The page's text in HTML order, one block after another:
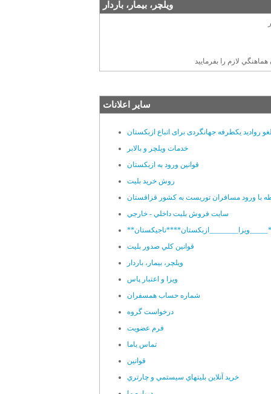
ويلچر، بيمار، باردار
سایر اعلانات
روادید یکطرفه جهانگردی برای اتباع ازبکستان
خدمات ویلچر و بالابر
قوانین ورود به ازبکستان
روش خرید بلیت
با ورود مسافران توریست به کشور قزاقستان
سايت فروش بليت داخلي - خارجي
قوانين کلي صدور بليت
ويلچر، بيمار، باردار
ويزا و اعتبار پاس
شماره حساب همسفران
درخواست گروه
فرم عضويت
تماس باما
قوانين
خريد آنلاين بليتهاي سيستمي و چارتري